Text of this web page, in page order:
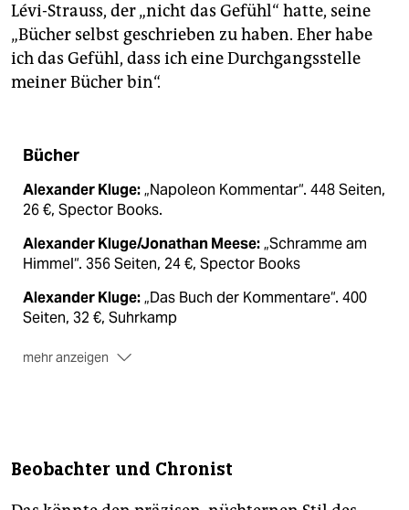
Lévi-Strauss, der „nicht das Gefühl“ hatte, seine
„Bücher selbst geschrieben zu haben. Eher habe
ich das Gefühl, dass ich eine Durchgangsstelle
meiner Bücher bin“.
Bücher
Alexander Kluge:„Napoleon Kommentar“. 448 Seiten,
26 €, Spector Books.
Alexander Kluge/Jonathan Meese:„Schramme am
Himmel“. 356 Seiten, 24 €, Spector Books
Alexander Kluge:„Das Buch der Kommentare“. 400
Seiten, 32 €, Suhrkamp
mehr anzeigen
„Zum Himmel. Zur Hölle. Zum Mehrwert. Interviews
Beobachter und Chronist